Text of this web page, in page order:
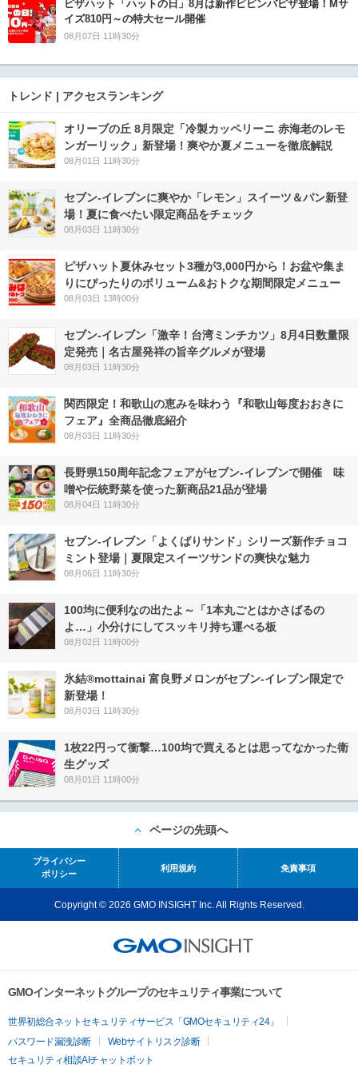
ピザハット「ハットの日」8月は新作ビビンバピザ登場！Mサ
イズ810円～の特大セール開催
08月07日 11時30分
トレンド | アクセスランキング
オリーブの丘 8月限定「冷製カッペリーニ 赤海老のレモ
ンガーリック」新登場！爽やか夏メニューを徹底解説
08月01日 11時30分
セブン‐イレブンに爽やか「レモン」スイーツ＆パン新登
場！夏に食べたい限定商品をチェック
08月03日 11時30分
ピザハット夏休みセット3種が3,000円から！お盆や集ま
りにぴったりのボリューム&おトクな期間限定メニュー
08月03日 13時00分
セブン-イレブン「激辛！台湾ミンチカツ」8月4日数量限
定発売｜名古屋発祥の旨辛グルメが登場
08月03日 11時30分
関西限定！和歌山の恵みを味わう『和歌山毎度おおきに
フェア』全商品徹底紹介
08月03日 11時30分
長野県150周年記念フェアがセブン-イレブンで開催 味
噌や伝統野菜を使った新商品21品が登場
08月04日 11時30分
セブン‐イレブン「よくばりサンド」シリーズ新作チョコ
ミント登場｜夏限定スイーツサンドの爽快な魅力
08月06日 11時30分
100均に便利なの出たよ～「1本丸ごとはかさばるの
よ…」小分けにしてスッキリ持ち運べる板
08月02日 11時00分
氷結®mottainai 富良野メロンがセブン‐イレブン限定で
新登場！
08月03日 11時30分
1枚22円って衝撃…100均で買えるとは思ってなかった衛
生グッズ
08月01日 11時00分
ページの先頭へ
プライバシー
ポリシー
利用規約 免責事項
Copyright © 2026 GMO INSIGHT Inc. All Rights Reserved.
GMOインターネットグループのセキュリティ事業について
世界初総合ネットセキュリティサービス「GMOセキュリティ24」
パスワード漏洩診断
Webサイトリスク診断
セキュリティ相談AIチャットボット